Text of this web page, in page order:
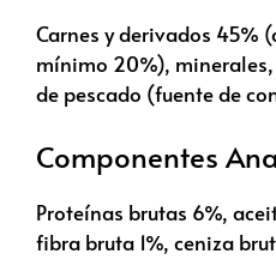
Carnes y derivados 45%
mínimo 20%),
de pescado (fuente de
Componentes
Proteínas brutas 6%,
fibra bruta 1%, ceniza